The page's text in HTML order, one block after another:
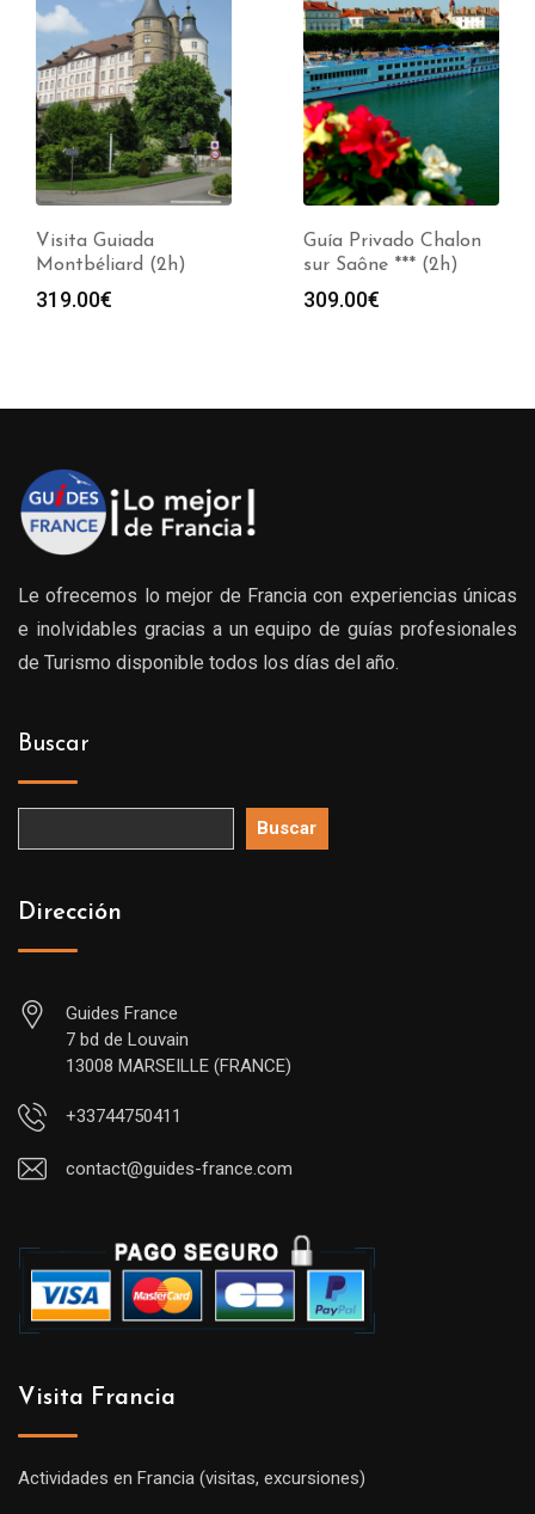
Visita Guiada
Montbéliard (2h)
319.00€
Guía Privado Chalon
sur Saône *** (2h)
309.00€
Le ofrecemos lo mejor de Francia con experiencias únicas
e inolvidables gracias a un equipo de guías profesionales
de Turismo disponible todos los días del año.
Buscar
Buscar
Dirección
Guides France
7 bd de Louvain
13008 MARSEILLE (FRANCE)
+33744750411
contact@guides-france.com
Visita Francia
Actividades en Francia (visitas, excursiones)